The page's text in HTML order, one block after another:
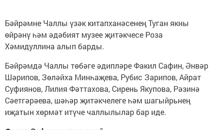
Бәйрәмне Чаллы үзәк китапханәсенең Туган якны
өйрәнү һәм әдәбият музее җитәкчесе Роза
Хәмидуллина алып барды.
Бәйрәмдә Чаллы төбәге әдипләре Факил Сафин, Әнвәр
Шәрипов, Зөләйха Минһаҗева, Рубис Зарипов, Айрат
Суфиянов, Лилия Фәттахова, Сирень Якупова, Рәзинә
Сәетгәрәева, шәһәр җитәкчелеге һәм шагыйрьнең
иҗатын хөрмәт итүче чаллылылар бар иде.